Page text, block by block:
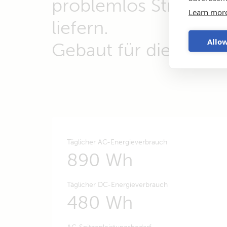
Learn
problemlos Strom zu
liefern.
Gebaut für die
Täglicher AC-Energieverbrauch
890 Wh
Täglicher DC-Energieverbrauch
480 Wh